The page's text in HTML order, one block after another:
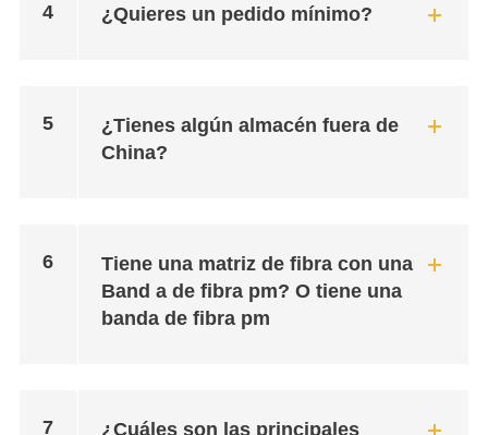
4 ¿Quieres un pedido mínimo?
5
¿Tienes algún almacén fuera de
China?
6
Tiene una matriz de fibra con una
Band a de fibra pm? O tiene una
banda de fibra pm
7
¿Cuáles son las principales